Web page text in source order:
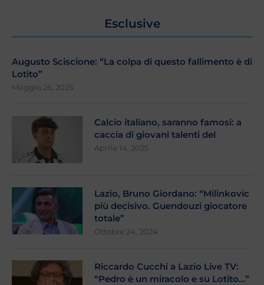
Esclusive
Augusto Sciscione: “La colpa di questo fallimento è di
Lotito”
Maggio 26, 2025
Calcio italiano, saranno famosi: a
caccia di giovani talenti del
Aprile 14, 2025
Lazio, Bruno Giordano: “Milinkovic
più decisivo. Guendouzi giocatore
totale”
Ottobre 24, 2024
Riccardo Cucchi a Lazio Live TV:
“Pedro è un miracolo e su Lotito…”